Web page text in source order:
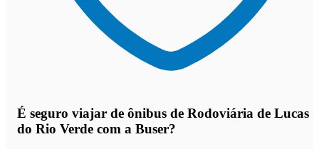
É seguro viajar de ônibus de Rodoviária de Lucas
do Rio Verde com a Buser?